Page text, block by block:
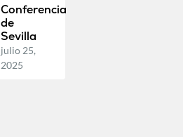
Conferencia
de
Sevilla
julio 25,
2025